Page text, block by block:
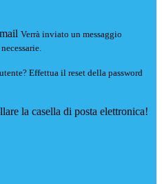
Verrà inviato un messaggio
Effettua il reset della password
la casella di posta elettronica!